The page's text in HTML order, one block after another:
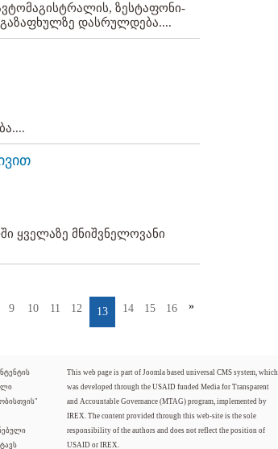
ზესტაფონი-
დასრულდება....
ყველაზე მნიშვნელოვანი
9 10 11 12 13 14 15 16 »
This web page is part of Joomla based universal CMS system, which
was developed through the USAID funded Media for Transparent
and Accountable Governance (MTAG) program, implemented by
IREX. The content provided through this web-site is the sole
responsibility of the authors and does not reflect the position of
USAID or IREX.